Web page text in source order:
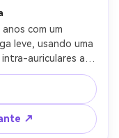
com um
leve, usando uma
auriculares ao
uma parede de
atrás dele,
Canon EOS R5,
suave, confiança
tecido, detalhes
↗